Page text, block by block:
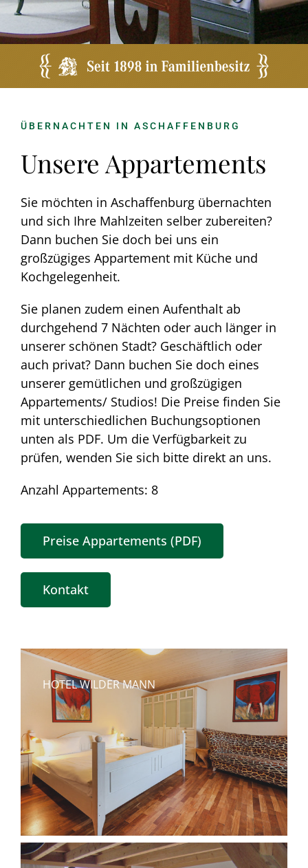
Wellness
Aktivitäten
ÜBERNACHTEN IN ASCHAFFENBURG
Unsere Appartements
Sie möchten in Aschaffenburg übernachten
und sich Ihre Mahlzeiten selber zubereiten?
Dann buchen Sie doch bei uns ein
großzügiges Appartement mit Küche und
Kochgelegenheit.
Sie planen zudem einen Aufenthalt ab
durchgehend 7 Nächten oder auch länger in
unserer schönen Stadt? Geschäftlich oder
auch privat? Dann buchen Sie doch eines
unserer gemütlichen und großzügigen
Appartements/ Studios! Die Preise finden Sie
mit unterschiedlichen Buchungsoptionen
unten als PDF. Um die Verfügbarkeit zu
prüfen, wenden Sie sich bitte direkt an uns.
Anzahl Appartements: 8
Preise Appartements (PDF)
Kontakt
HOTEL WILDER MANN